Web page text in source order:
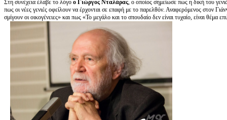
Στη συνέχεια έλαβε το λόγο ο Γιώργος Νταλάρας, ο οποίος σημείωσε πως η δική του
πως οι νέες γενιές οφείλουν να έρχονται σε επαφή με το παρελθόν. Αναφερόμενος στον
σμίγουν οι οικογένειες» και πως «Το μεγάλο και το σπουδαίο δεν είναι τυχαίο, είναι θέμα